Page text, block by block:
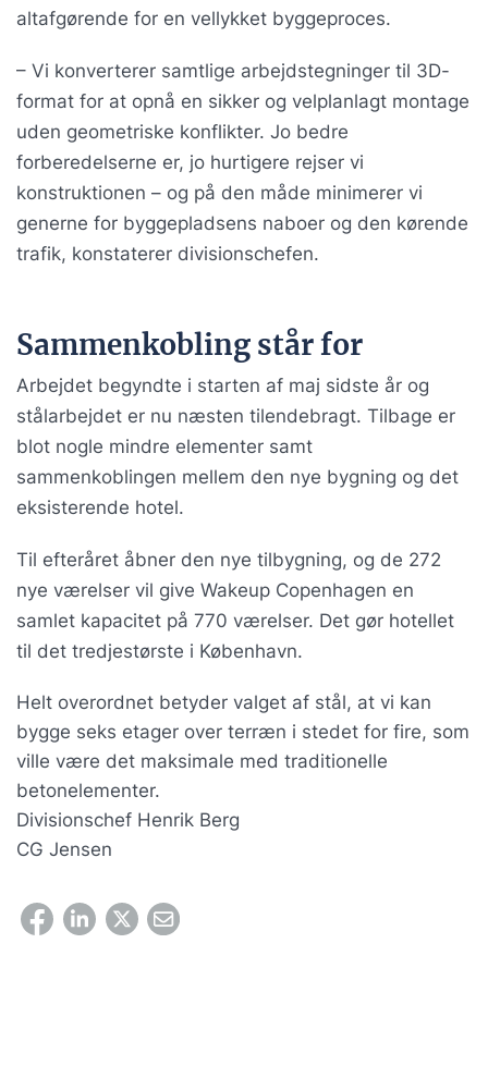
altafgørende for en vellykket byggeproces.
– Vi konverterer samtlige arbejdstegninger til 3D-
format for at opnå en sikker og velplanlagt montage
uden geometriske konflikter. Jo bedre
forberedelserne er, jo hurtigere rejser vi
konstruktionen – og på den måde minimerer vi
generne for byggepladsens naboer og den kørende
trafik, konstaterer divisionschefen.
Sammenkobling står for
Arbejdet begyndte i starten af maj sidste år og
stålarbejdet er nu næsten tilendebragt. Tilbage er
blot nogle mindre elementer samt
sammenkoblingen mellem den nye bygning og det
eksisterende hotel.
Til efteråret åbner den nye tilbygning, og de 272
nye værelser vil give Wakeup Copenhagen en
samlet kapacitet på 770 værelser. Det gør hotellet
til det tredjestørste i København.
Helt overordnet betyder valget af stål, at vi kan
bygge seks etager over terræn i stedet for fire, som
ville være det maksimale med traditionelle
betonelementer.
Divisionschef Henrik Berg
CG Jensen